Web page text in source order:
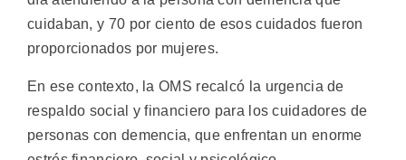
cuidaban, y 70 por ciento de esos cuidados fueron
proporcionados por mujeres.
En ese contexto, la OMS recalcó la urgencia de
respaldo social y financiero para los cuidadores de
personas con demencia, que enfrentan un enorme